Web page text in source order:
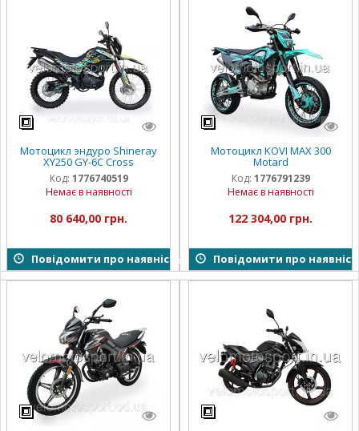
Мотоцикл эндуро Shineray
XY250 GY-6С Cross
Код: 1776740519
Немає в наявності
80 640,00 грн.
Повідомити про наявність
Мотоцикл KOVI MAX 300
Motard
Код: 1776791239
Немає в наявності
122 304,00 грн.
Повідомити про